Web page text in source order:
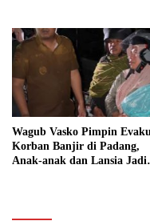
Wagub Vasko Pimpin
Korban Banjir di Padang,
Anak-anak dan Lansia Jadi